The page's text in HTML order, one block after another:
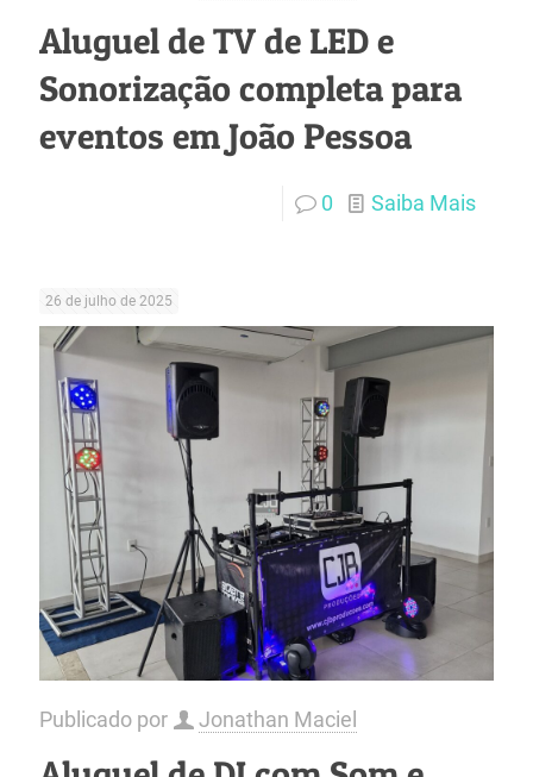
Aluguel de TV de LED e
Sonorização completa para
eventos em João Pessoa
0 Saiba Mais
26 de julho de 2025
Publicado por Jonathan Maciel